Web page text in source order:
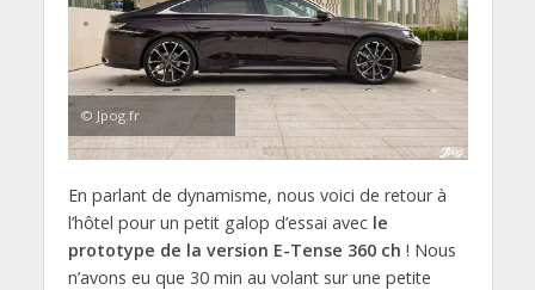
© Jpog.fr
En parlant de dynamisme, nous voici de retour à
l’hôtel pour un petit galop d’essai avec le
prototype de la version E-Tense 360 ch ! Nous
n’avons eu que 30 min au volant sur une petite